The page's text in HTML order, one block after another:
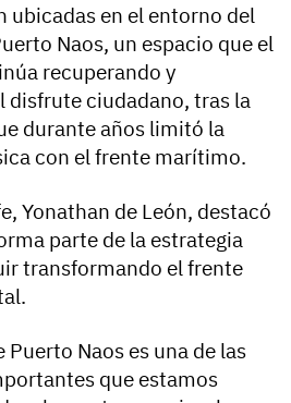
ubicadas en el entorno del
Naos, un espacio que el
recuperando y
disfrute ciudadano, tras la
durante años limitó la
con el frente marítimo.
Yonathan de León, destacó
parte de la estrategia
transformando el frente
Puerto Naos es una de las
que estamos